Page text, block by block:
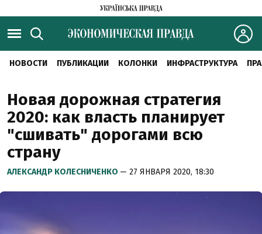
НОВОСТИ ПУБЛИКАЦИИ КОЛОНКИ ИНФРАСТРУКТУРА
Новая дорожная стратегия
2020: как власть планирует
"сшивать" дорогами всю
страну
АЛЕКСАНДР КОЛЕСНИЧЕНКО — 27 ЯНВАРЯ 2020, 18:30